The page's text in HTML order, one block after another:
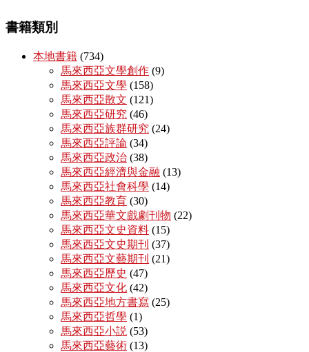
書籍類別
本地書籍 (734)
馬來西亞文學創作 (9)
馬來西亞文學 (158)
馬來西亞散文 (121)
馬來西亞研究 (46)
馬來西亞族群研究 (24)
馬來西亞評論 (34)
馬來西亞政治 (38)
馬來西亞經濟與金融 (13)
馬來西亞社會科學 (14)
馬來西亞教育 (30)
馬來西亞華文戲劇刊物 (22)
馬來西亞文史資料 (15)
馬來西亞文史期刊 (37)
馬來西亞文藝期刊 (21)
馬來西亞歷史 (47)
馬來西亞文化 (42)
馬來西亞地方書寫 (25)
馬來西亞哲學 (1)
馬來西亞小説 (53)
馬來西亞藝術 (13)